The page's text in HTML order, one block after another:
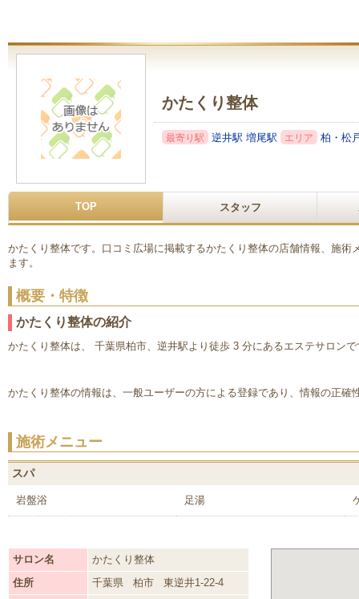
かたくり整体
最寄り駅 逆井駅 増尾駅 エリア 柏・松
TOP スタッフ
かたくり整体です。口コミ広場に掲載するかたくり整体の店舗情報、施術
ます。
概要・特徴
かたくり整体の紹介
かたくり整体は、 千葉県柏市、逆井駅より徒歩 3 分にあるエステサロンで
かたくり整体の情報は、一般ユーザーの方による登録であり、情報の正確
施術メニュー
スパ
岩盤浴 足湯
サロン名
かたくり整体
住所
千葉県 柏市
東逆井1-22-4